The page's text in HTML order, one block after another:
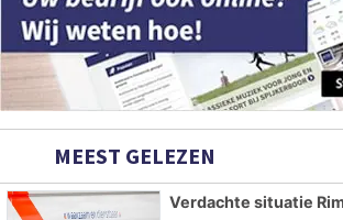
MEEST GELEZEN
Verdachte situatie